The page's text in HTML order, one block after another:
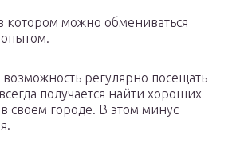
котором можно обмениваться
возможность регулярно посещать
получается найти хороших
своем городе. В этом минус